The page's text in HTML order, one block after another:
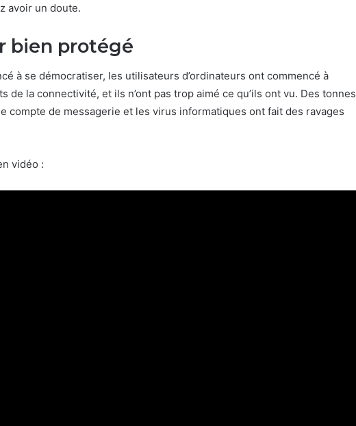
avoir un doute.
bien protégé
à se démocratiser, les utilisateurs d’ordinateurs ont commencé à
de la connectivité, et ils n’ont pas trop aimé ce qu’ils ont vu. Des tonnes
compte de messagerie et les virus informatiques ont fait des ravages
vidéo :